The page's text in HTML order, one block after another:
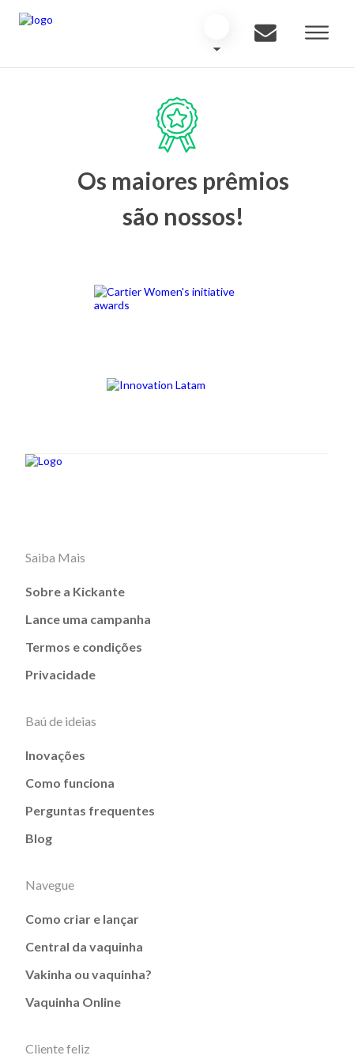
Os maiores prêmios
são nossos!
Saiba Mais
Sobre a Kickante
Lance uma campanha
Termos e condições
Privacidade
Baú de ideias
Inovações
Como funciona
Perguntas frequentes
Blog
Navegue
Como criar e lançar
Central da vaquinha
Vakinha ou vaquinha?
Vaquinha Online
Cliente feliz